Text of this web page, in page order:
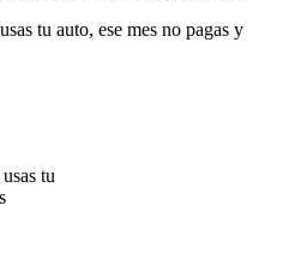
tu auto, ese mes no pagas y
tu